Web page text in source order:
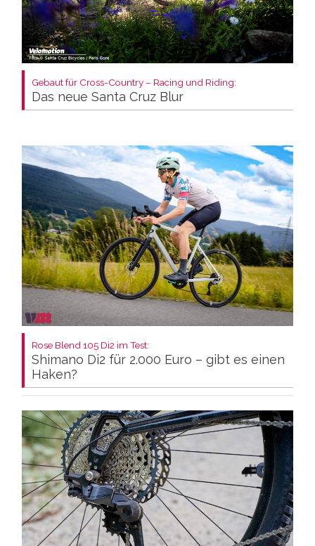
Gebaut für Cross-Country – Racing und Riding:
Das neue Santa Cruz Blur
Rose Blend 105 Di2 im Test:
Shimano Di2 für 2.000 Euro – gibt es einen
Haken?